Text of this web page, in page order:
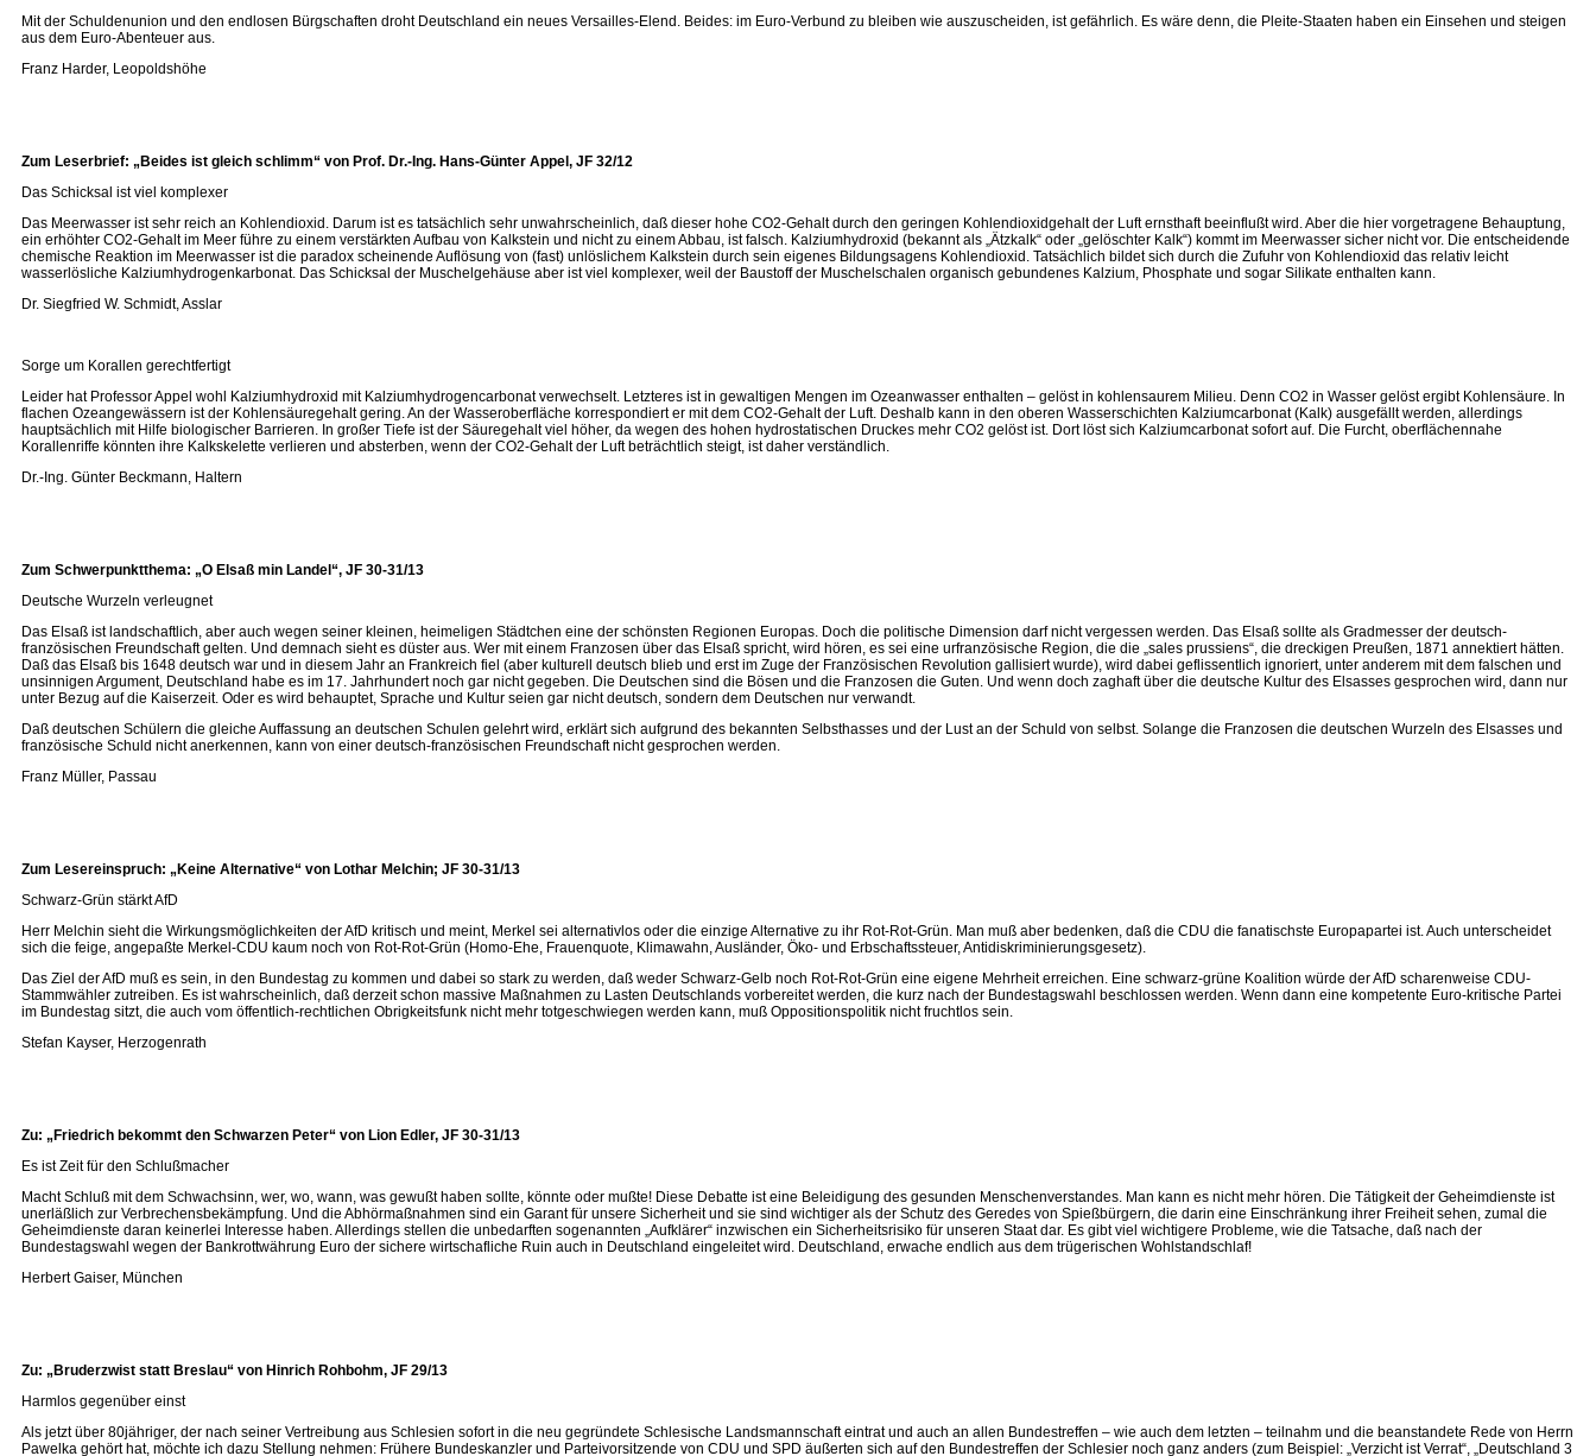
Mit der Schuldenunion und den endlosen Bürgschaften droht Deutschland ein neues Versailles-Elend. Beides: im Euro-Verbund zu bleiben wie auszuscheiden, ist gefährlich. Es wäre denn, die Pleite-Staaten haben ein Einsehen und steigen
aus dem Euro-Abenteuer aus.
Franz Harder, Leopoldshöhe
Zum Leserbrief: „Beides ist gleich schlimm“ von Prof. Dr.-Ing. Hans-Günter Appel, JF 32/12
Das Schicksal ist viel komplexer
Das Meerwasser ist sehr reich an Kohlendioxid. Darum ist es tatsächlich sehr unwahrscheinlich, daß dieser hohe CO2-Gehalt durch den geringen Kohlendioxidgehalt der Luft ernsthaft beeinflußt wird. Aber die hier vorgetragene Behauptung,
ein erhöhter CO2-Gehalt im Meer führe zu einem verstärkten Aufbau von Kalkstein und nicht zu einem Abbau, ist falsch. Kalziumhydroxid (bekannt als „Ätzkalk“ oder „gelöschter Kalk“) kommt im Meerwasser sicher nicht vor. Die entscheidende
chemische Reaktion im Meerwasser ist die paradox scheinende Auflösung von (fast) unlöslichem Kalkstein durch sein eigenes Bildungsagens Kohlendioxid. Tatsächlich bildet sich durch die Zufuhr von Kohlendioxid das relativ leicht
wasserlösliche Kalziumhydrogenkarbonat. Das Schicksal der Muschelgehäuse aber ist viel komplexer, weil der Baustoff der Muschelschalen organisch gebundenes Kalzium, Phosphate und sogar Silikate enthalten kann.
Dr. Siegfried W. Schmidt, Asslar
Sorge um Korallen gerechtfertigt
Leider hat Professor Appel wohl Kalziumhydroxid mit Kalziumhydrogencarbonat verwechselt. Letzteres ist in gewaltigen Mengen im Ozeanwasser enthalten – gelöst in kohlensaurem Milieu. Denn CO2 in Wasser gelöst ergibt Kohlensäure. In
flachen Ozeangewässern ist der Kohlensäuregehalt gering. An der Wasseroberfläche korrespondiert er mit dem CO2-Gehalt der Luft. Deshalb kann in den oberen Wasserschichten Kalziumcarbonat (Kalk) ausgefällt werden, allerdings
hauptsächlich mit Hilfe biologischer Barrieren. In großer Tiefe ist der Säuregehalt viel höher, da wegen des hohen hydrostatischen Druckes mehr CO2 gelöst ist. Dort löst sich Kalziumcarbonat sofort auf. Die Furcht, oberflächennahe
Korallenriffe könnten ihre Kalkskelette verlieren und absterben, wenn der CO2-Gehalt der Luft beträchtlich steigt, ist daher verständlich.
Dr.-Ing. Günter Beckmann, Haltern
Zum Schwerpunktthema: „O Elsaß min Landel“, JF 30-31/13
Deutsche Wurzeln verleugnet
Das Elsaß ist landschaftlich, aber auch wegen seiner kleinen, heimeligen Städtchen eine der schönsten Regionen Europas. Doch die politische Dimension darf nicht vergessen werden. Das Elsaß sollte als Gradmesser der deutsch-
französischen Freundschaft gelten. Und demnach sieht es düster aus. Wer mit einem Franzosen über das Elsaß spricht, wird hören, es sei eine urfranzösische Region, die die „sales prussiens“, die dreckigen Preußen, 1871 annektiert hätten.
Daß das Elsaß bis 1648 deutsch war und in diesem Jahr an Frankreich fiel (aber kulturell deutsch blieb und erst im Zuge der Französischen Revolution gallisiert wurde), wird dabei geflissentlich ignoriert, unter anderem mit dem falschen und
unsinnigen Argument, Deutschland habe es im 17. Jahrhundert noch gar nicht gegeben. Die Deutschen sind die Bösen und die Franzosen die Guten. Und wenn doch zaghaft über die deutsche Kultur des Elsasses gesprochen wird, dann nur
unter Bezug auf die Kaiserzeit. Oder es wird behauptet, Sprache und Kultur seien gar nicht deutsch, sondern dem Deutschen nur verwandt.
Daß deutschen Schülern die gleiche Auffassung an deutschen Schulen gelehrt wird, erklärt sich aufgrund des bekannten Selbsthasses und der Lust an der Schuld von selbst. Solange die Franzosen die deutschen Wurzeln des Elsasses und
französische Schuld nicht anerkennen, kann von einer deutsch-französischen Freundschaft nicht gesprochen werden.
Franz Müller, Passau
Zum Lesereinspruch: „Keine Alternative“ von Lothar Melchin; JF 30-31/13
Schwarz-Grün stärkt AfD
Herr Melchin sieht die Wirkungsmöglichkeiten der AfD kritisch und meint, Merkel sei alternativlos oder die einzige Alternative zu ihr Rot-Rot-Grün. Man muß aber bedenken, daß die CDU die fanatischste Europapartei ist. Auch unterscheidet
sich die feige, angepaßte Merkel-CDU kaum noch von Rot-Rot-Grün (Homo-Ehe, Frauenquote, Klimawahn, Ausländer, Öko- und Erbschaftssteuer, Antidiskriminierungsgesetz).
Das Ziel der AfD muß es sein, in den Bundestag zu kommen und dabei so stark zu werden, daß weder Schwarz-Gelb noch Rot-Rot-Grün eine eigene Mehrheit erreichen. Eine schwarz-grüne Koalition würde der AfD scharenweise CDU-
Stammwähler zutreiben. Es ist wahrscheinlich, daß derzeit schon massive Maßnahmen zu Lasten Deutschlands vorbereitet werden, die kurz nach der Bundestagswahl beschlossen werden. Wenn dann eine kompetente Euro-kritische Partei
im Bundestag sitzt, die auch vom öffentlich-rechtlichen Obrigkeitsfunk nicht mehr totgeschwiegen werden kann, muß Oppositionspolitik nicht fruchtlos sein.
Stefan Kayser, Herzogenrath
Zu: „Friedrich bekommt den Schwarzen Peter“ von Lion Edler, JF 30-31/13
Es ist Zeit für den Schlußmacher
Macht Schluß mit dem Schwachsinn, wer, wo, wann, was gewußt haben sollte, könnte oder mußte! Diese Debatte ist eine Beleidigung des gesunden Menschenverstandes. Man kann es nicht mehr hören. Die Tätigkeit der Geheimdienste ist
unerläßlich zur Verbrechensbekämpfung. Und die Abhörmaßnahmen sind ein Garant für unsere Sicherheit und sie sind wichtiger als der Schutz des Geredes von Spießbürgern, die darin eine Einschränkung ihrer Freiheit sehen, zumal die
Geheimdienste daran keinerlei Interesse haben. Allerdings stellen die unbedarften sogenannten „Aufklärer“ inzwischen ein Sicherheitsrisiko für unseren Staat dar. Es gibt viel wichtigere Probleme, wie die Tatsache, daß nach der
Bundestagswahl wegen der Bankrottwährung Euro der sichere wirtschafliche Ruin auch in Deutschland eingeleitet wird. Deutschland, erwache endlich aus dem trügerischen Wohlstandschlaf!
Herbert Gaiser, München
Zu: „Bruderzwist statt Breslau“ von Hinrich Rohbohm, JF 29/13
Harmlos gegenüber einst
Als jetzt über 80jähriger, der nach seiner Vertreibung aus Schlesien sofort in die neu gegründete Schlesische Landsmannschaft eintrat und auch an allen Bundestreffen – wie auch dem letzten – teilnahm und die beanstandete Rede von Herrn
Pawelka gehört hat, möchte ich dazu Stellung nehmen: Frühere Bundeskanzler und Parteivorsitzende von CDU und SPD äußerten sich auf den Bundestreffen der Schlesier noch ganz anders (zum Beispiel: „Verzicht ist Verrat“, „Deutschland 3